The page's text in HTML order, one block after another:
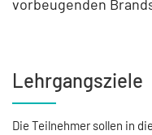
vorbeugenden
Lehrgangsziele
Die Teilnehmer sollen in